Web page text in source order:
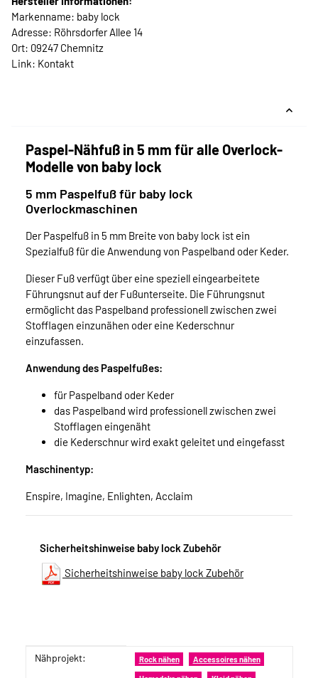
Markenname: baby lock
Adresse: Röhrsdorfer Allee 14
Ort: 09247 Chemnitz
Link: Kontakt
Paspel-Nähfuß in 5 mm für alle Overlock-
Modelle von baby lock
5 mm Paspelfuß für baby lock
Overlockmaschinen
Der Paspelfuß in 5 mm Breite von baby lock ist ein
Spezialfuß für die Anwendung von Paspelband oder Keder.
Dieser Fuß verfügt über eine speziell eingearbeitete
Führungsnut auf der Fußunterseite. Die Führungsnut
ermöglicht das Paspelband professionell zwischen zwei
Stofflagen einzunähen oder eine Kederschnur
einzufassen.
Anwendung des Paspelfußes:
für Paspelband oder Keder
das Paspelband wird professionell zwischen zwei
Stofflagen eingenäht
die Kederschnur wird exakt geleitet und eingefasst
Maschinentyp:
Enspire, Imagine, Enlighten, Acclaim
Sicherheitshinweise baby lock Zubehör
Sicherheitshinweise baby lock Zubehör
Produkteigenschaft
Wert
Nähprojekt: Rock nähen Accessoires nähen